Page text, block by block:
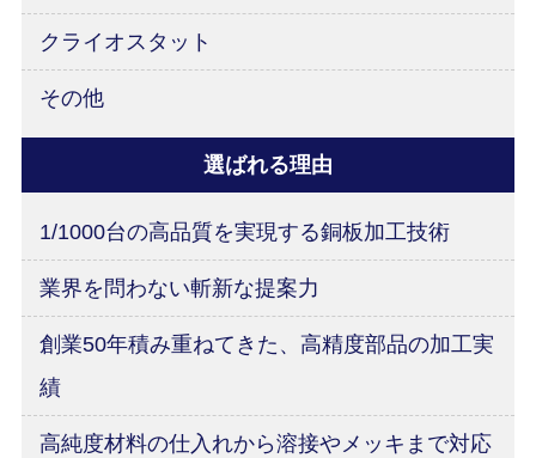
クライオスタット
その他
選ばれる理由
1/1000台の高品質を実現する銅板加工技術
業界を問わない斬新な提案力
創業50年積み重ねてきた、高精度部品の加工実
績
高純度材料の仕入れから溶接やメッキまで対応